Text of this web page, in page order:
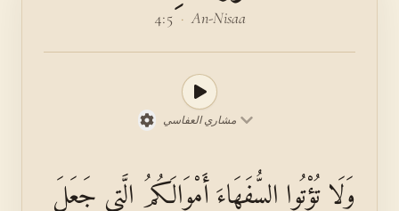
An-Nisaa
·
4:5
مشاري العفاسي
وَلَا تُؤْتُوا السُّفَهَاءَ أَمْوَالَكُمُ الَّتِي جَعَلَ